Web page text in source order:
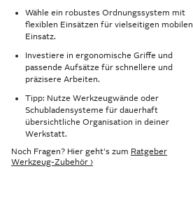
Wähle ein robustes Ordnungssystem mit
flexiblen Einsätzen für vielseitigen mobilen
Einsatz.
Investiere in ergonomische Griffe und
passende Aufsätze für schnellere und
präzisere Arbeiten.
Tipp: Nutze Werkzeugwände oder
Schubladensysteme für dauerhaft
übersichtliche Organisation in deiner
Werkstatt.
Noch Fragen? Hier geht's zum Ratgeber
Werkzeug-Zubehör ›